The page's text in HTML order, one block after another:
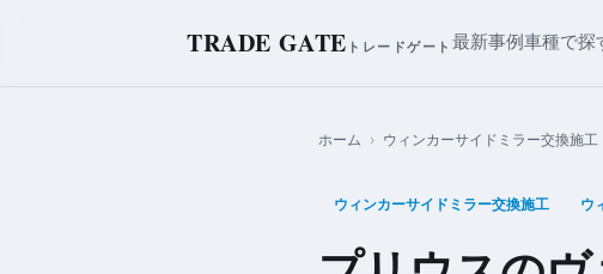
TRADE GATE トレードゲート 最新事例車種で探
ホーム › ウィンカーサイドミラー交換施工
ウィンカーサイドミラー交換施工 ウ